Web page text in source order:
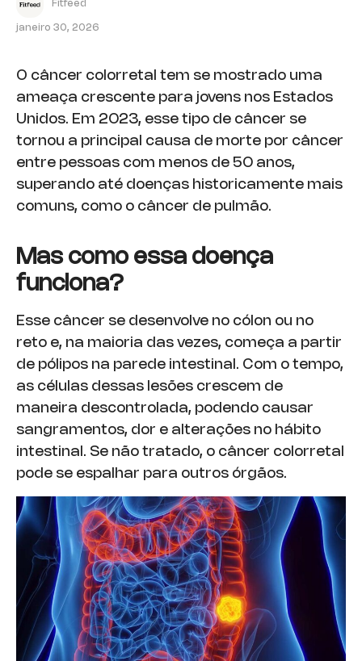
Fitfeed
janeiro 30, 2026
O câncer colorretal tem se mostrado uma
ameaça crescente para jovens nos Estados
Unidos. Em 2023, esse tipo de câncer se
tornou a principal causa de morte por câncer
entre pessoas com menos de 50 anos,
superando até doenças historicamente mais
comuns, como o câncer de pulmão.
Mas como essa doença
funciona?
Esse câncer se desenvolve no cólon ou no
reto e, na maioria das vezes, começa a partir
de pólipos na parede intestinal. Com o tempo,
as células dessas lesões crescem de
maneira descontrolada, podendo causar
sangramentos, dor e alterações no hábito
intestinal. Se não tratado, o câncer colorretal
pode se espalhar para outros órgãos.